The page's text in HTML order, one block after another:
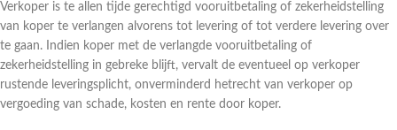
Verkoper is te allen tijde gerechtigd vooruitbetaling of zekerheidstelling
van koper te verlangen alvorens tot levering of tot verdere levering over
te gaan. Indien koper met de verlangde vooruitbetaling of
zekerheidstelling in gebreke blijft, vervalt de eventueel op verkoper
rustende leveringsplicht, onverminderd hetrecht van verkoper op
vergoeding van schade, kosten en rente door koper.